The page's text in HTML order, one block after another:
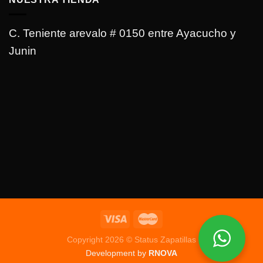
C. Teniente arevalo # 0150 entre Ayacucho y
Junin
Copyright 2026 © Status Zapatillas
Development by RNOVA